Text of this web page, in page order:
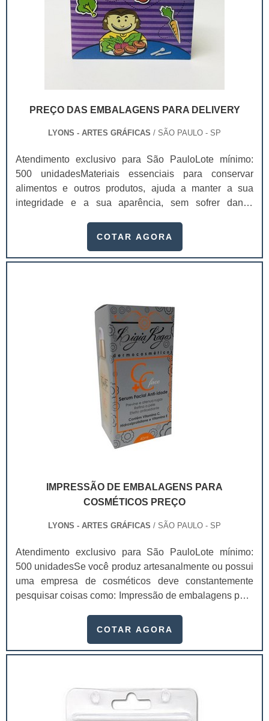
PREÇO DAS EMBALAGENS PARA DELIVERY
LYONS - ARTES GRÁFICAS / SÃO PAULO - SP
Atendimento exclusivo para São PauloLote mínimo:
500 unidadesMateriais essenciais para conservar
alimentos e outros produtos, ajuda a manter a sua
integridade e a sua aparência, sem sofrer danos
os clientes. Dependendo da qualidade da proteção, o
são usadas por vários setores, como alimentício,
COTAR AGORA
IMPRESSÃO DE EMBALAGENS PARA
COSMÉTICOS PREÇO
LYONS - ARTES GRÁFICAS / SÃO PAULO - SP
Atendimento exclusivo para São PauloLote mínimo:
500 unidadesSe você produz artesanalmente ou possui
uma empresa de cosméticos deve constantemente
pesquisar coisas como: Impressão de embalagens para
um investimento necessário para quem está no
extremamente competitivo, assim, as embalagens
COTAR AGORA